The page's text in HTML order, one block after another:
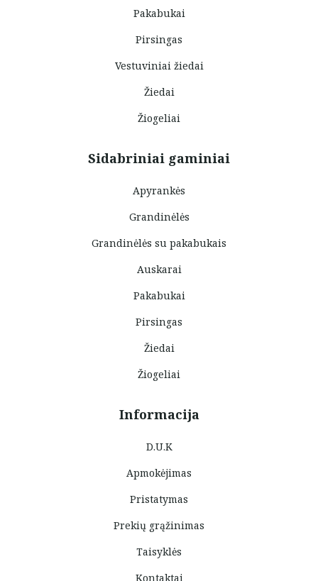
Pakabukai
Pirsingas
Vestuviniai žiedai
Žiedai
Žiogeliai
Sidabriniai gaminiai
Apyrankės
Grandinėlės
Grandinėlės su pakabukais
Auskarai
Pakabukai
Pirsingas
Žiedai
Žiogeliai
Informacija
D.U.K
Apmokėjimas
Pristatymas
Prekių grąžinimas
Taisyklės
Kontaktai